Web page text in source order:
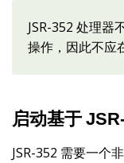
JSR-352 处理器
操作，因此不应
启动基于
JSR-352 需要一个